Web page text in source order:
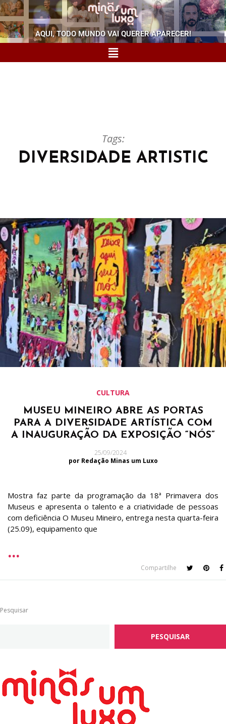
AQUI, TODO MUNDO VAI QUERER APARECER!
Tags:
DIVERSIDADE ARTISTIC
CULTURA
MUSEU MINEIRO ABRE AS PORTAS
PARA A DIVERSIDADE ARTÍSTICA COM
A INAUGURAÇÃO DA EXPOSIÇÃO “NÓS”
25/09/2024
por Redação Minas um Luxo
Mostra faz parte da programação da 18ª Primavera dos
Museus e apresenta o talento e a criatividade de pessoas
com deficiência O Museu Mineiro, entrega nesta quarta-feira
(25.09), equipamento que
Compartilhe
Pesquisar
PESQUISAR